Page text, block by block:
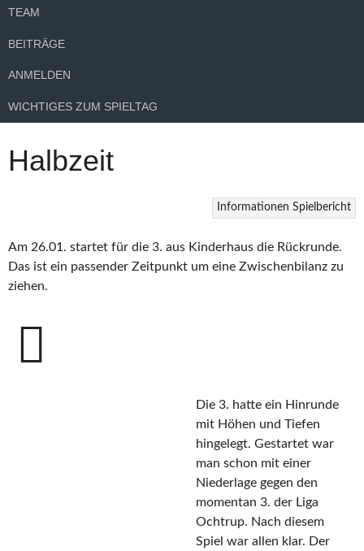
TEAM
BEITRÄGE
ANMELDEN
WICHTIGES ZUM SPIELTAG
Halbzeit
Informationen Spielbericht
Am 26.01. startet für die 3. aus Kinderhaus die Rückrunde.
Das ist ein passender Zeitpunkt um eine Zwischenbilanz zu
ziehen.
Die 3. hatte ein Hinrunde
mit Höhen und Tiefen
hingelegt. Gestartet war
man schon mit einer
Niederlage gegen den
momentan 3. der Liga
Ochtrup. Nach diesem
Spiel war allen klar. Der